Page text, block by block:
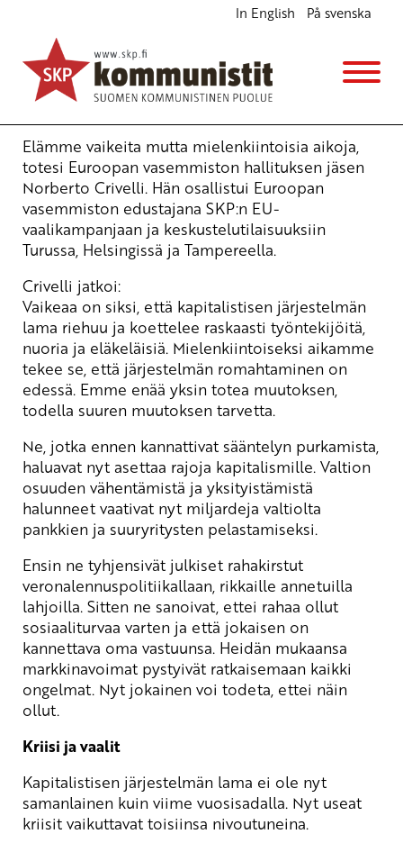
In English På svenska
Euroopan vasemmiston vastaus kriisiin
Ajankohtaista
26.5.2009 - 10:27(Muokattu 6.11.2025 - 13:38)
Elämme vaikeita mutta mielenkiintoisia aikoja,
totesi Euroopan vasemmiston hallituksen jäsen
Norberto Crivelli. Hän osallistui Euroopan
vasemmiston edustajana SKP:n EU-
vaalikampanjaan ja keskustelutilaisuuksiin
Turussa, Helsingissä ja Tampereella.
Crivelli jatkoi:
Vaikeaa on siksi, että kapitalistisen järjestelmän
lama riehuu ja koettelee raskaasti työntekijöitä,
nuoria ja eläkeläisiä. Mielenkiintoiseksi aikamme
tekee se, että järjestelmän romahtaminen on
edessä. Emme enää yksin totea muutoksen,
todella suuren muutoksen tarvetta.
Ne, jotka ennen kannattivat sääntelyn purkamista,
haluavat nyt asettaa rajoja kapitalismille. Valtion
osuuden vähentämistä ja yksityistämistä
halunneet vaativat nyt miljardeja valtiolta
pankkien ja suuryritysten pelastamiseksi.
Ensin ne tyhjensivät julkiset rahakirstut
veronalennuspolitiikallaan, rikkaille annetuilla
lahjoilla. Sitten ne sanoivat, ettei rahaa ollut
sosiaaliturvaa varten ja että jokaisen on
kannettava oma vastuunsa. Heidän mukaansa
markkinavoimat pystyivät ratkaisemaan kaikki
ongelmat. Nyt jokainen voi todeta, ettei näin
ollut.
Kriisi ja vaalit
Kapitalistisen järjestelmän lama ei ole nyt
samanlainen kuin viime vuosisadalla. Nyt useat
kriisit vaikuttavat toisiinsa nivoutuneina.